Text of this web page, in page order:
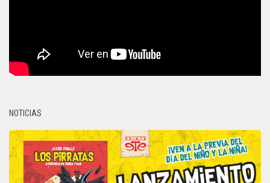
NOTICIAS